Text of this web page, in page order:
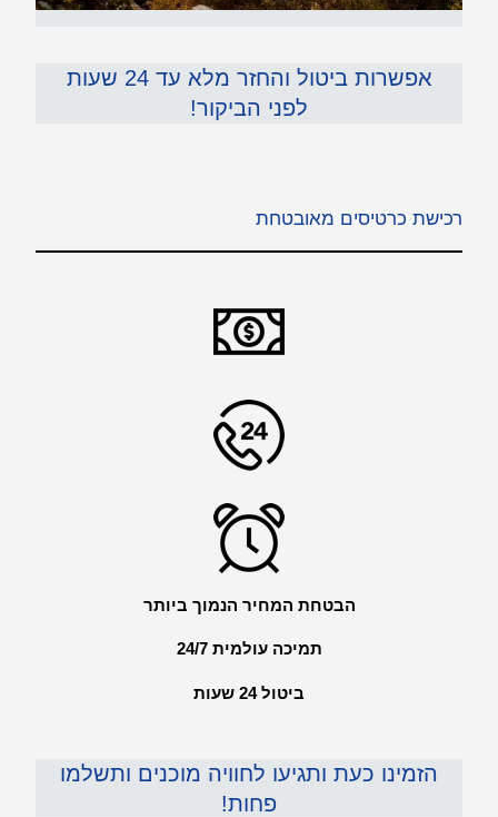
אפשרות ביטול והחזר מלא עד 24 שעות
לפני הביקור!
רכישת כרטיסים מאובטחת
הבטחת המחיר הנמוך ביותר
תמיכה עולמית 24/7
ביטול 24 שעות
הזמינו כעת ותגיעו לחוויה מוכנים ותשלמו
פחות!